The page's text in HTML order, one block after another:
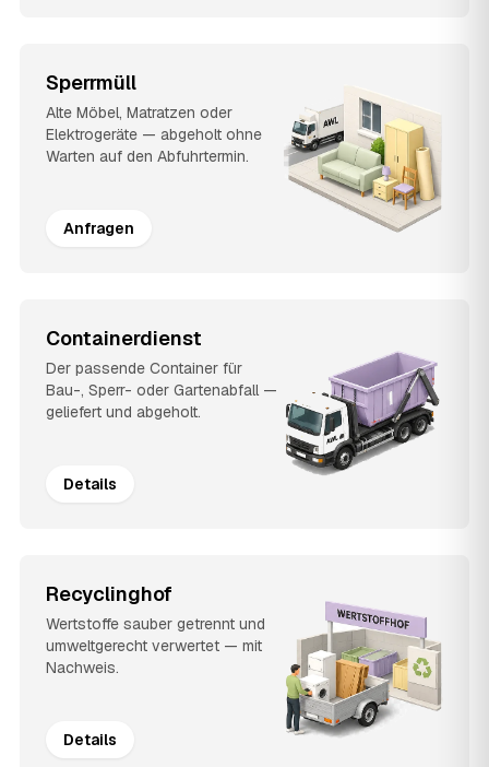
Sperrmüll
Alte Möbel, Matratzen oder
Elektrogeräte — abgeholt ohne
Warten auf den Abfuhrtermin.
Anfragen
Containerdienst
Der passende Container für
Bau-, Sperr- oder Gartenabfall —
geliefert und abgeholt.
Details
Recyclinghof
Wertstoffe sauber getrennt und
umweltgerecht verwertet — mit
Nachweis.
Details